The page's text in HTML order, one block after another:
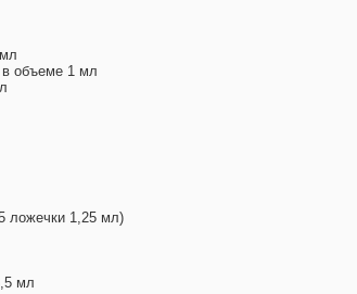
в объеме 1 мл
ложечки 1,25 мл)
мл